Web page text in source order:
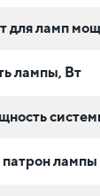
для ламп
лампы, Вт
патрон лампы